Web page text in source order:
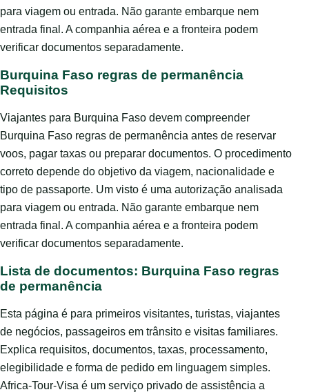
para viagem ou entrada. Não garante embarque nem
entrada final. A companhia aérea e a fronteira podem
verificar documentos separadamente.
Burquina Faso regras de permanência
Requisitos
Viajantes para Burquina Faso devem compreender
Burquina Faso regras de permanência antes de reservar
voos, pagar taxas ou preparar documentos. O procedimento
correto depende do objetivo da viagem, nacionalidade e
tipo de passaporte. Um visto é uma autorização analisada
para viagem ou entrada. Não garante embarque nem
entrada final. A companhia aérea e a fronteira podem
verificar documentos separadamente.
Lista de documentos: Burquina Faso regras
de permanência
Esta página é para primeiros visitantes, turistas, viajantes
de negócios, passageiros em trânsito e visitas familiares.
Explica requisitos, documentos, taxas, processamento,
elegibilidade e forma de pedido em linguagem simples.
Africa-Tour-Visa é um serviço privado de assistência a